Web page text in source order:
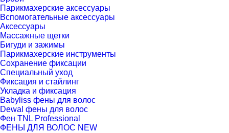
Парикмахерские аксессуары
Вспомогательные аксессуары
Аксессуары
Массажные щетки
Бигуди и зажимы
Парикмахерские инструменты
Сохранение фиксации
Специальный уход
Фиксация и стайлинг
Укладка и фиксация
Babyliss фены для волос
Dewal фены для волос
Фен TNL Professional
ФЕНЫ ДЛЯ ВОЛОС NEW